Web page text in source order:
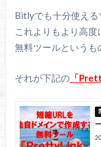
Bitlyでも十分使える
これよりもより高度
無料ツールというも
それが下記の「